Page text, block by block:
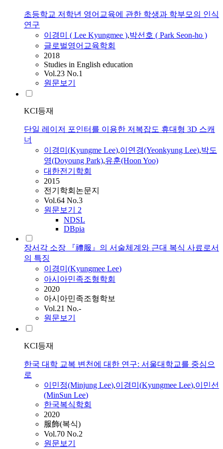
초등학교 저학년 영어교육에 관한 학생과 학부모의 인식
연구
이경미
( Lee Kyungmee ),박선호 ( Park Seon-ho )
글로벌영어교육학회
2018
Studies in English education
Vol.23 No.1
원문보기
KCI등재
단일 레이저 포인터를 이용한 저복잡도 휴대형 3D 스캐
너
이경미 (Kyungme Lee),이연경(Yeonkyung Lee),박도
영(Doyoung Park),유훈(Hoon Yoo)
대한전기학회
2015
전기학회논문지
Vol.64 No.3
원문보기 2
NDSL
DBpia
장서각 소장 『禮服』의 서술체계와 근대 복식 사료로서
의 특징
이경미 (Kyungmee Lee)
아시아민족조형학회
2020
아시아민족조형학보
Vol.21 No.-
원문보기
KCI등재
한국 대학 교복 변천에 대한 연구: 서울대학교를 중심으
로
이민정(Minjung Lee),이경미 (Kyungmee Lee),이민선
(MinSun Lee)
한국복식학회
2020
服飾(복식)
Vol.70 No.2
원문보기